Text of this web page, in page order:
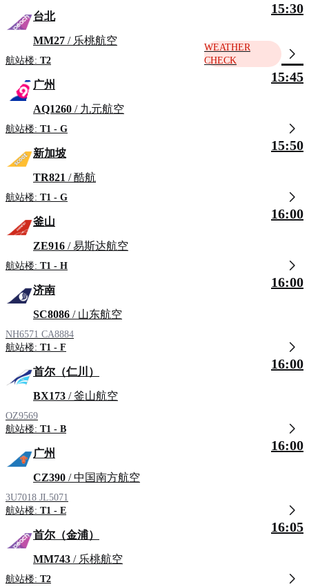
台北
MM27 / 乐桃航空
航站楼: T2
15:30
WEATHER
CHECK
广州
AQ1260 / 九元航空
航站楼: T1 - G
15:45
新加坡
TR821 / 酷航
航站楼: T1 - G
15:50
釜山
ZE916 / 易斯达航空
航站楼: T1 - H
16:00
济南
SC8086 / 山东航空
NH6571 CA8884
航站楼: T1 - F
16:00
首尔（仁川）
BX173 / 釜山航空
OZ9569
航站楼: T1 - B
16:00
广州
CZ390 / 中国南方航空
3U7018 JL5071
航站楼: T1 - E
16:00
首尔（金浦）
MM743 / 乐桃航空
航站楼: T2
16:05